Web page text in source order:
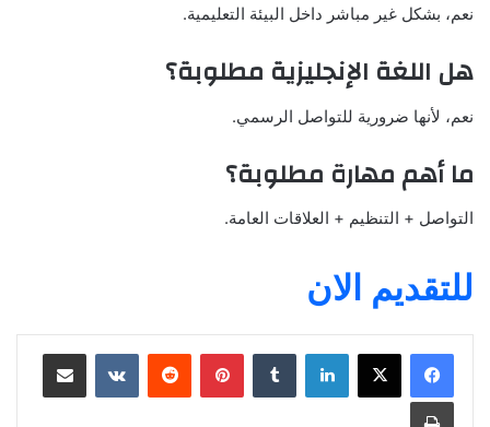
نعم، بشكل غير مباشر داخل البيئة التعليمية.
هل اللغة الإنجليزية مطلوبة؟
نعم، لأنها ضرورية للتواصل الرسمي.
ما أهم مهارة مطلوبة؟
التواصل + التنظيم + العلاقات العامة.
للتقديم الان
لينكدإن بينتيريست مشاركة عبر البريد
طباعة